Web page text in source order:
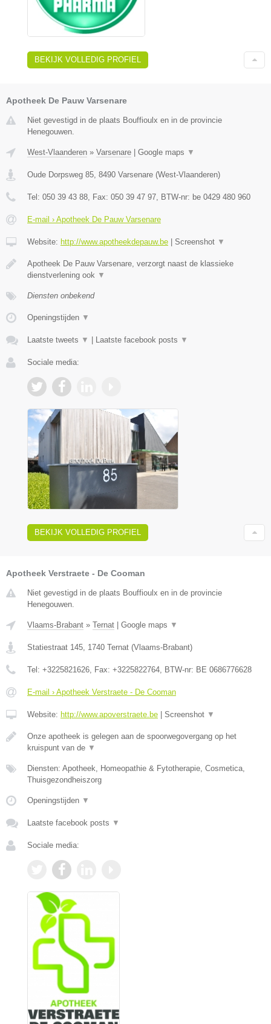
BEKIJK VOLLEDIG PROFIEL
Apotheek De Pauw Varsenare
Niet gevestigd in de plaats Bouffioulx en in de provincie
Henegouwen.
West-Vlaanderen » Varsenare Google maps ▼
Oude Dorpsweg 85 8490 Varsenare (West-Vlaanderen)
Tel: 050 39 43 88 , Fax: 050 39 47 97 , BTW-nr: be 0429 480 960
E-mail › Apotheek De Pauw Varsenare
Website: http://www.apotheekdepauw.be Screenshot ▼
Apotheek De Pauw Varsenare, verzorgt naast de klassieke
dienstverlening ook ▼
Diensten onbekend
Openingstijden ▼
Laatste tweets ▼ Laatste facebook posts ▼
Sociale media:
BEKIJK VOLLEDIG PROFIEL
Apotheek Verstraete - De Cooman
Niet gevestigd in de plaats Bouffioulx en in de provincie
Henegouwen.
Vlaams-Brabant » Ternat | Google maps ▼
Statiestraat 145 1740 Ternat (Vlaams-Brabant)
Tel: +3225821626 , Fax: +3225822764 , BTW-nr: BE 0686776628
E-mail › Apotheek Verstraete - De Cooman
Website: http://www.apoverstraete.be | Screenshot ▼
Onze apotheek is gelegen aan de spoorwegovergang op het
kruispunt van de ▼
Diensten: Apotheek, Homeopathie & Fytotherapie, Cosmetica,
Thuisgezondheiszorg
Openingstijden ▼
Laatste facebook posts ▼
Sociale media: